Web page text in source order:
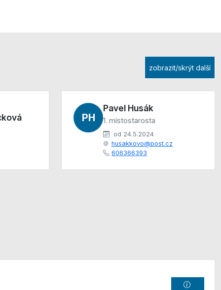
zobrazit/skrýt další
PH
Pavel Husák
1. místostarosta
od 24.5.2024
husakkovo@post.cz
606366393